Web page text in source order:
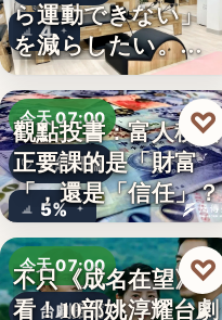
4
ら運動できない」
を減らしたい。埼
玉県戸田…
今天 07:00
財經評論
5%
觀點投書：富人稅真
正要課的是「財富
「，還是「信任」？
♡
今天 07:00
台劇推薦
不只《成名在望》好
看！10部姚淳耀台劇
♡